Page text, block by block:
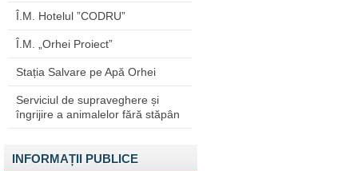
Î.M. Hotelul ”CODRU”
Î.M. „Orhei Proiect”
Stația Salvare pe Apă Orhei
Serviciul de supraveghere și
îngrijire a animalelor fără stăpân
INFORMAȚII PUBLICE